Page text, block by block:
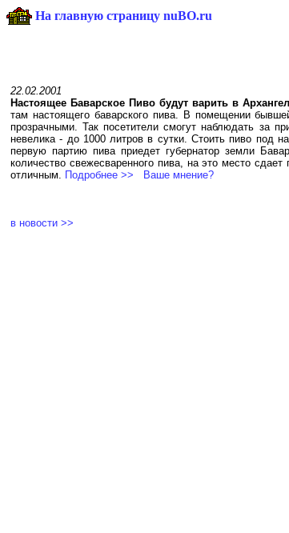
На главную страницу nuBO.ru
22.02.2001
Настоящее Баварское Пиво будут варить в
там настоящего баварского пива. В помещении
прозрачными. Так посетители смогут наблюдать за
невелика - до 1000 литров в сутки. Стоить пиво под
первую партию пива приедет губернатор земли
количество свежесваренного пива, на это место
отличным. Подробнее >> Ваше мнение?
в новости >>